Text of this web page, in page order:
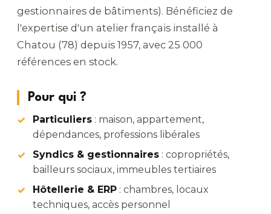
gestionnaires de bâtiments). Bénéficiez de
l'expertise d'un atelier français installé à
Chatou (78) depuis 1957, avec 25 000
références en stock.
Pour qui ?
Particuliers : maison, appartement,
dépendances, professions libérales
Syndics & gestionnaires : copropriétés,
bailleurs sociaux, immeubles tertiaires
Hôtellerie & ERP : chambres, locaux
techniques, accès personnel